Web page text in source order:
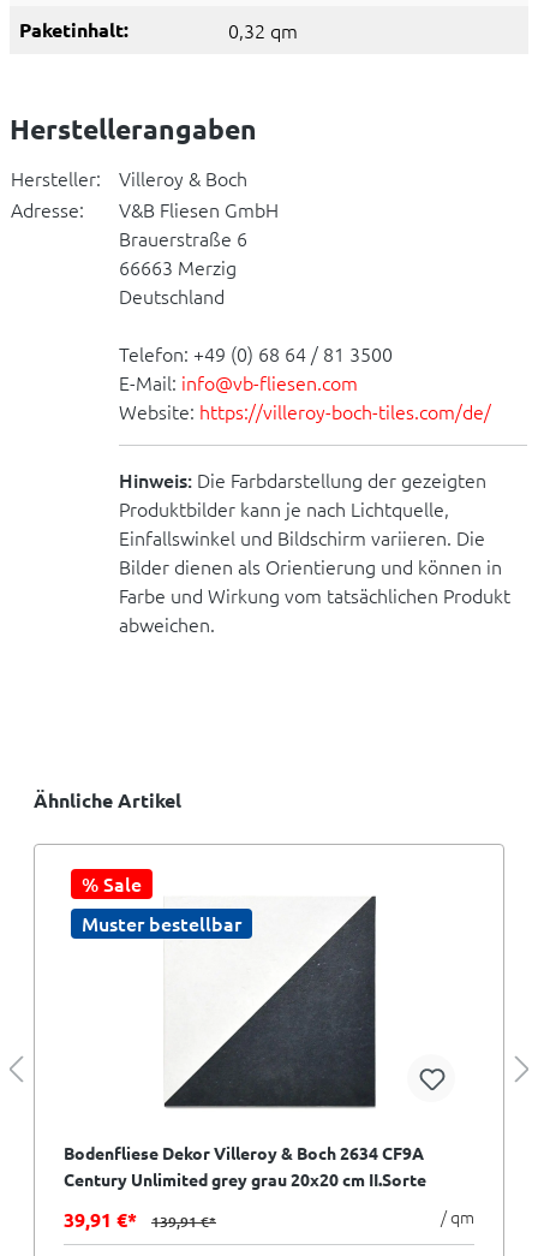
Paketinhalt: 0,32 qm
Herstellerangaben
Hersteller:
Villeroy & Boch
Adresse:
V&B Fliesen GmbH
Brauerstraße 6
66663 Merzig
Deutschland
Telefon: +49 (0) 68 64 / 81 3500
E-Mail: info@vb-fliesen.com
Website: https://villeroy-boch-tiles.com/de/
Hinweis: Die Farbdarstellung der gezeigten
Produktbilder kann je nach Lichtquelle,
Einfallswinkel und Bildschirm variieren. Die
Bilder dienen als Orientierung und können in
Farbe und Wirkung vom tatsächlichen Produkt
abweichen.
Ähnliche Artikel
% Sale
Muster bestellbar
Bodenfliese Dekor Villeroy & Boch 2634 CF9A
Century Unlimited grey grau 20x20 cm II.Sorte
39,91 €* 139,91 €* / qm